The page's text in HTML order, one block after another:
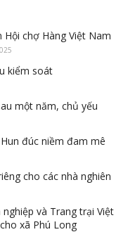
Hội chợ Hàng Việt Nam
kiểm soát
một năm, chủ yếu
đúc niềm đam mê
cho các nhà nghiên
nghiệp và Trang trại Việt
xã Phú Long